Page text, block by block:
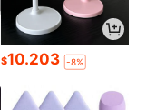
$10.203 -8%